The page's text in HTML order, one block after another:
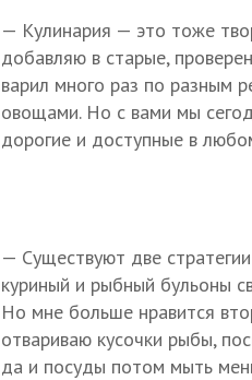
— Кулинария — это тоже
добавляю в старые,
варил много раз по разным
овощами. Но с вами мы
дорогие и доступные в
— Существуют две
куриный и рыбный бульоны
Но мне больше нравится
отвариваю кусочки рыбы,
да и посуды потом мыть